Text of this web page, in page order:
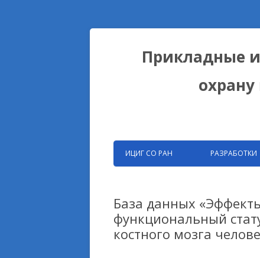
Прикладные
ИЦИГ СО РАН РАЗРАБОТКИ
БИОКОЛЛЕКЦИИ
База данных
функциональный
костного мозга